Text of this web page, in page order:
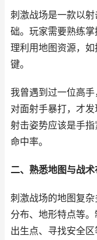
刺激战场是一款以
础。玩家需要熟练
理利用地图资源，
键。
我曾遇到过一位高
对面射手暴打，才
射击姿势应该是手
命中率。
二、熟悉地图与战术
刺激战场的地图复
分布、地形特点等
出生点、寻找安全区